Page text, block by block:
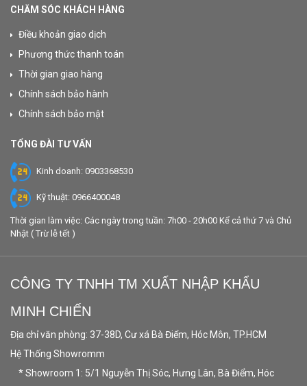
CHĂM SÓC KHÁCH HÀNG
Điều khoản giao dịch
Phương thức thanh toán
Thời gian giao hàng
Chính sách bảo hành
Chính sách bảo mật
TỔNG ĐÀI TƯ VẤN
Kinh doanh: 0903368530
Kỹ thuật: 0966400048
Thời gian làm việc: Các ngày trong tuần: 7h00 - 20h00 Kể cả thứ 7 và Chủ
Nhật ( Trừ lễ tết )
CÔNG TY TNHH TM XUẤT NHẬP KHẨU
MINH CHIẾN
Địa chỉ văn phòng: 37-38D, Cư xá Bà Điểm, Hóc Môn, TP.HCM
Hệ Thống Showromm
* Showroom 1: 5/1 Nguyễn Thị Sóc, Hưng Lân, Bà Điểm, Hóc